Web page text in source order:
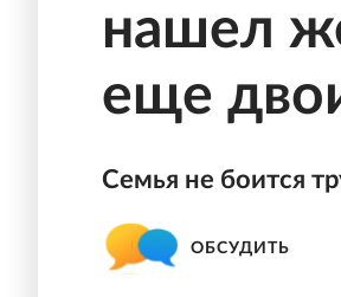
нашел
еще
Семья не боится
ОБСУДИТЬ